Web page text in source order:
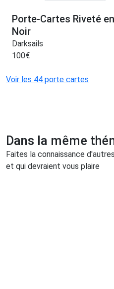
Porte-Cartes Riveté
Noir
Darksails
100€
Voir les 44 porte cartes
Dans la même
Faites la connaissance
et qui devraient vous plaire